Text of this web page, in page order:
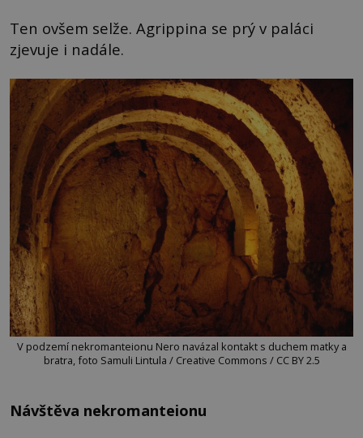
Ten ovšem selže. Agrippina se prý v paláci
zjevuje i nadále.
V podzemí nekromanteionu Nero navázal kontakt s duchem matky a
bratra, foto Samuli Lintula / Creative Commons / CC BY 2.5
Návštěva nekromanteionu